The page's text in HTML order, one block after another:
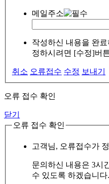
메일주소
작성하신 내용을 완
정하시려면 [수정]버
취소 오류접수 수정 보내기
오류 접수 확인
닫기
오류 접수 확인
고객님, 오류접수가
문의하신 내용은 3시
수 있도록 하겠습니다.